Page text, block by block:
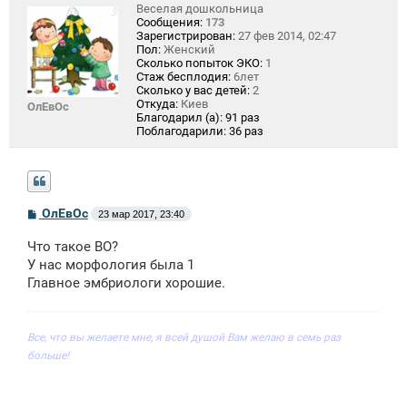
ОлЕвОс
Веселая дошкольница
Сообщения: 173
Зарегистрирован: 27 фев 2014, 02:47
Пол: Женский
Сколько попыток ЭКО: 1
Стаж бесплодия: 6лет
Сколько у вас детей: 2
Откуда: Киев
Благодарил (а): 91 раз
Поблагодарили: 36 раз
С
б
щ
н
ОлЕвОс 23 мар 2017, 23:40
Что такое ВО?
У нас морфология была 1
Главное эмбриологи хорошие.
Все, что вы желаете мне, я всей душой Вам желаю в семь раз
больше!